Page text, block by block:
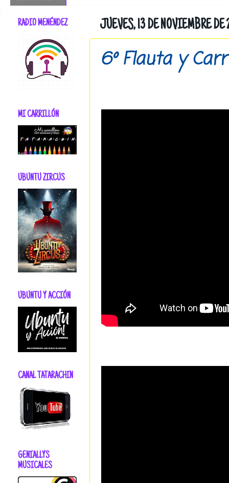
JUEVES, 13 DE NOVIEMBRE DE
6º Flauta y
RADIO MENÉNDEZ
MI CARRILLÓN
UBUNTU ZIRCUS
UBUNTU Y ACCIÓN
CANAL TATARACHIN
GENIALLYS
MUSICALES